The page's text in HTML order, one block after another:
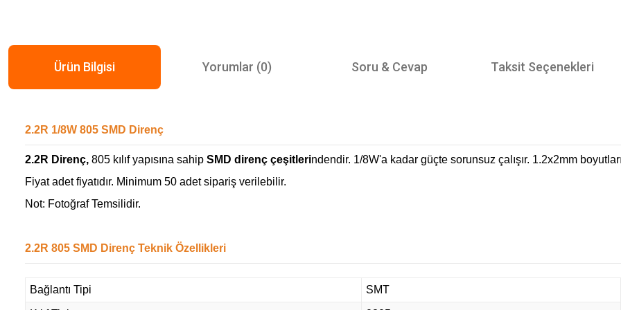
Ürün Bilgisi Yorumlar (0) Soru & Cevap Taksit Seçenekleri
2.2R 1/8W 805 SMD Direnç
2.2R Direnç, 805 kılıf yapısına sahip SMD direnç çeşitlerindendir. 1/8W'a kadar güçte sorunsuz çalışır. 1.2x2mm
Fiyat adet fiyatıdır. Minimum 50 adet sipariş verilebilir.
Not: Fotoğraf Temsilidir.
2.2R 805 SMD Direnç Teknik Özellikleri
Bağlantı Tipi SMT